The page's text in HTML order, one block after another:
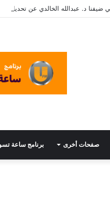
ضيفنا د. عبدالله الخالدي عن تحديات
صفحات أخرى برنامج ساعة